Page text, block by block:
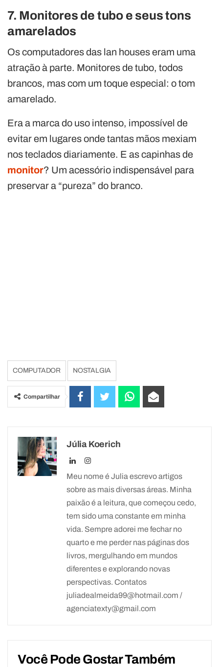
7. Monitores de tubo e seus tons
amarelados
Os computadores das lan houses eram uma
atração à parte. Monitores de tubo, todos
brancos, mas com um toque especial: o tom
amarelado.
Era a marca do uso intenso, impossível de
evitar em lugares onde tantas mãos mexiam
nos teclados diariamente. E as capinhas de
monitor? Um acessório indispensável para
preservar a “pureza” do branco.
COMPUTADOR NOSTALGIA
Compartilhar
Júlia Koerich
Meu nome é Julia escrevo artigos
sobre as mais diversas áreas. Minha
paixão é a leitura, que começou cedo,
tem sido uma constante em minha
vida. Sempre adorei me fechar no
quarto e me perder nas páginas dos
livros, mergulhando em mundos
diferentes e explorando novas
perspectivas. Contatos
juliadealmeida99@hotmail.com /
agenciatexty@gmail.com
Você Pode Gostar Também